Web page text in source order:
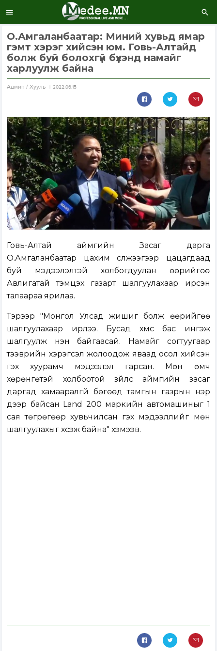
О.Амгаланбаатар: Миний хувьд ямар
гэмт хэрэг хийсэн юм. Говь-Алтайд
болж буй болохгүй бүхэнд намайг
харлуулж байна
Aдмин / Хууль 2022.06.15
Говь-Алтай аймгийн Засаг дарга
О.Амгаланбаатар цахим сүлжээгээр цацагдаад
буй мэдээлэлтэй холбогдуулан өөрийгөө
Авлигатай тэмцэх газарт шалгуулахаар ирсэн
талаараа ярилаа.
Тэрээр "Монгол Улсад жишиг болж өөрийгөө
шалгуулахаар ирлээ. Бусад хүмүүс бас ингэж
шалгуулж үнэн байгаасай. Намайг согтуугаар
тээврийн хэрэгсэл жолоодож яваад осол хийсэн
гэх хуурамч мэдээлэл гарсан. Мөн өмч
хөрөнгөтэй холбоотой зүйлс аймгийн засаг
даргад хамааралгүй бөгөөд тамгын газрын нэр
дээр байсан Land 200 маркийн автомашиныг 1
сая төгрөгөөр хувьчилсан гэх мэдээллийг мөн
шалгуулахыг хүсэж байна" хэмээв.